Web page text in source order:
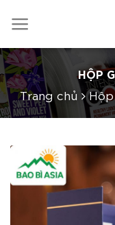
HỘP
Trang chủ